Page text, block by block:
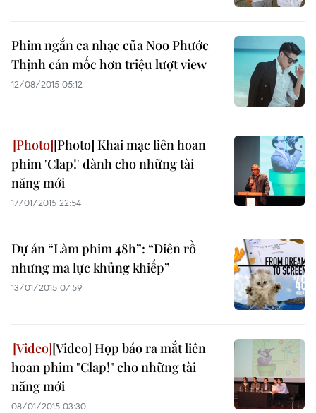
Phim ngắn ca nhạc của Noo Phước
Thịnh cán mốc hơn triệu lượt view
12/08/2015 05:12
[Photo] Khai mạc liên hoan
phim 'Clap!' dành cho những tài
năng mới
17/01/2015 22:54
Dự án “Làm phim 48h”: “Điên rồ
nhưng ma lực khủng khiếp”
13/01/2015 07:59
[Video] Họp báo ra mắt liên
hoan phim "Clap!" cho những tài
năng mới
08/01/2015 03:30